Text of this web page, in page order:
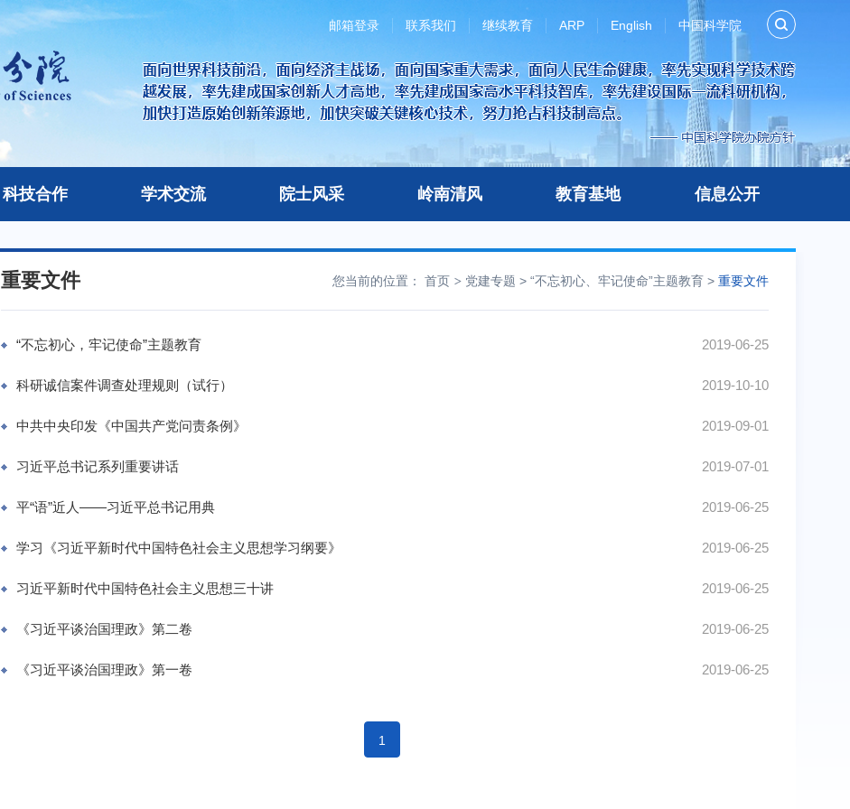
邮箱登录 联系我们 继续教育 ARP English 中国科学院
科技合作 学术交流 院士风采 岭南清风 教育基地 信息公开
您当前的位置： 首页 党建专题 > “不忘初心、牢记使命”主题教育 > 重要文件
重要文件
“不忘初心，牢记使命”主题教育 2019-06-25
科研诚信案件调查处理规则（试行） 2019-10-10
中共中央印发《中国共产党问责条例》 2019-09-01
习近平总书记系列重要讲话 2019-07-01
平“语”近人——习近平总书记用典 2019-06-25
学习《习近平新时代中国特色社会主义思想学习纲要》 2019-06-25
习近平新时代中国特色社会主义思想三十讲 2019-06-25
《习近平谈治国理政》第二卷 2019-06-25
《习近平谈治国理政》第一卷 2019-06-25
1